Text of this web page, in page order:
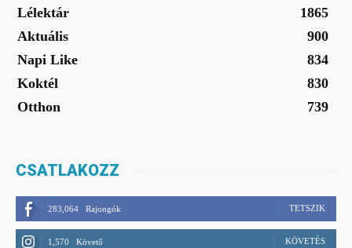
Lélektár
1865
Aktuális
900
Napi Like
834
Koktél
830
Otthon
739
CSATLAKOZZ
283,064 Rajongók TETSZIK
1,570 Követő KÖVETÉS